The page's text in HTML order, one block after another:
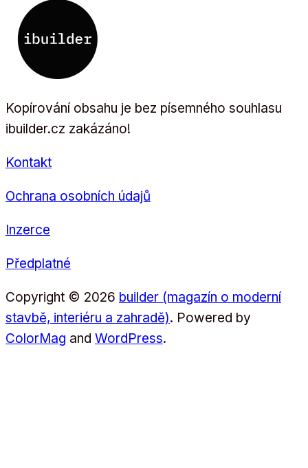
Kopírování obsahu je bez písemného souhlasu
ibuilder.cz zakázáno!
Kontakt
Ochrana osobních údajů
Inzerce
Předplatné
Copyright © 2026 builder (magazín o moderní
stavbě, interiéru a zahradě). Powered by
ColorMag and WordPress.